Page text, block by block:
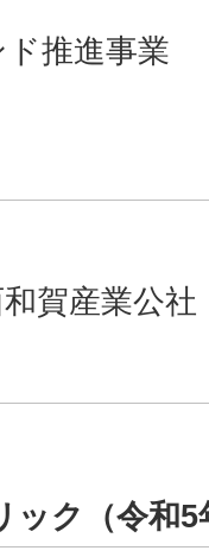
推進事業
賀産業公社
ック（令和5